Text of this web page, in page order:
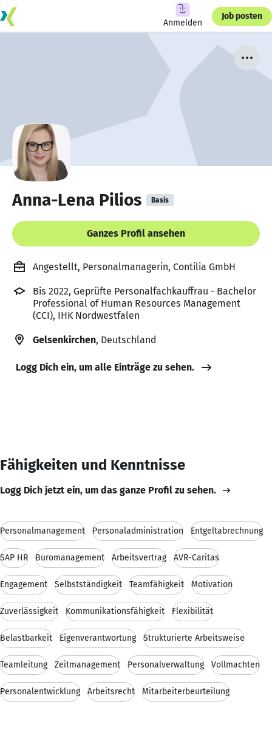
Anmelden
Job posten
Anna-Lena Pilios Basis
Ganzes Profil ansehen
Angestellt, Personalmanagerin, Contilia GmbH
Bis 2022, Geprüfte Personalfachkauffrau - Bachelor
Professional of Human Resources Management
(CCI), IHK Nordwestfalen
Gelsenkirchen, Deutschland
Logg Dich ein, um alle Einträge zu sehen.
Fähigkeiten und Kenntnisse
Logg Dich jetzt ein, um das ganze Profil zu sehen.
Personalmanagement Personaladministration Entgeltabrechnung
SAP HR Büromanagement Arbeitsvertrag AVR-Caritas
Engagement Selbstständigkeit Teamfähigkeit Motivation
Zuverlässigkeit Kommunikationsfähigkeit Flexibilität
Belastbarkeit Eigenverantwortung Strukturierte Arbeitsweise
Teamleitung Zeitmanagement Personalverwaltung Vollmachten
Personalentwicklung Arbeitsrecht Mitarbeiterbeurteilung